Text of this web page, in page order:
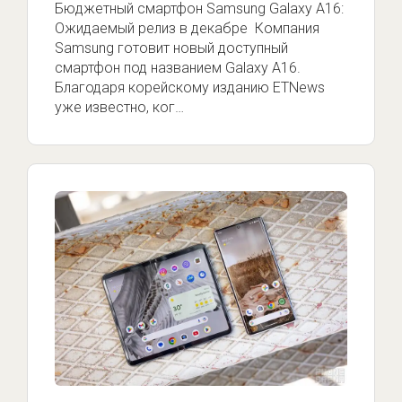
Бюджетный смартфон Samsung Galaxy A16:
Ожидаемый релиз в декабре Компания
Samsung готовит новый доступный
смартфон под названием Galaxy A16.
Благодаря корейскому изданию ETNews
уже известно, ког…